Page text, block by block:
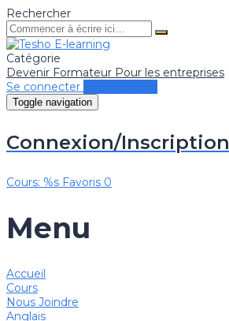
Rechercher
Catégorie
Devenir Formateur Pour les entreprises
Se connecter
Toggle navigation
Connexion/Inscription
Cours: %s Favoris 0
Menu
Accueil
Cours
Nous Joindre
Anglais